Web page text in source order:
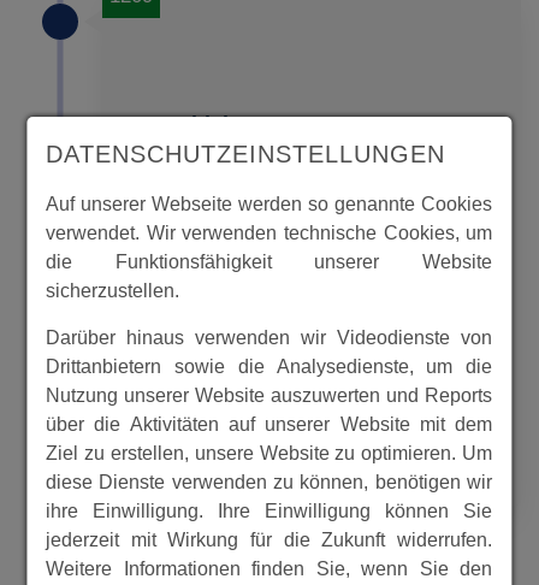
Geschichte
Geschichte Beuerns
Die erste schriftliche Erwähnung des
Orts findet sich im Jahre 1209 als
Eppenberg(„Beuern unterhalb des
Klosters Eppenberg“) in einer Urkunde
des Klosters Breite
MEHR
DATENSCHUTZEINSTELLUNGEN
Auf unserer Webseite werden so genannte Cookies
verwendet. Wir verwenden technische Cookies, um
die Funktionsfähigkeit unserer Website
sicherzustellen.
Darüber hinaus verwenden wir Videodienste von
Drittanbietern sowie die Analysedienste, um die
Nutzung unserer Website auszuwerten und Reports
über die Aktivitäten auf unserer Website mit dem
Ziel zu erstellen, unsere Website zu optimieren. Um
diese Dienste verwenden zu können, benötigen wir
ihre Einwilligung. Ihre Einwilligung können Sie
jederzeit mit Wirkung für die Zukunft widerrufen.
Weitere Informationen finden Sie, wenn Sie den